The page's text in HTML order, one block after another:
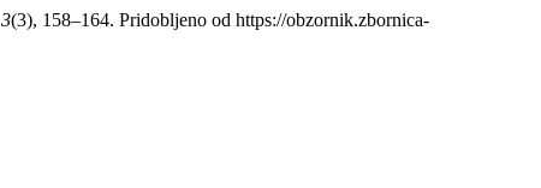
3(3), 158–164. Pridobljeno od https://obzornik.zbornica-